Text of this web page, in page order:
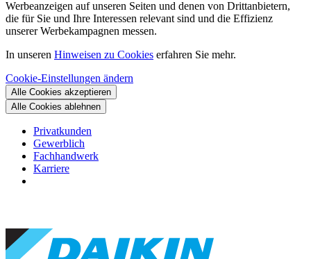
Werbeanzeigen auf unseren Seiten und denen von Drittanbietern,
die für Sie und Ihre Interessen relevant sind und die Effizienz
unserer Werbekampagnen messen.
In unseren Hinweisen zu Cookies erfahren Sie mehr.
Cookie-Einstellungen ändern
Alle Cookies akzeptieren
Alle Cookies ablehnen
Privatkunden
Gewerblich
Fachhandwerk
Karriere